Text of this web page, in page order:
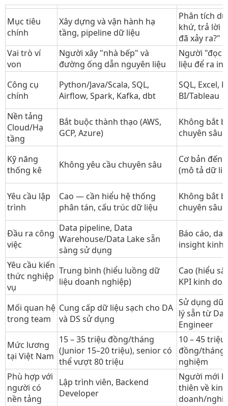
Mục tiêu
chính
Xây dựng và vận hành hạ
tầng, pipeline dữ liệu
Phân tích
khứ, trả lời
đã xảy ra?"
Vai trò ví
von
Người xây "nhà bếp" và
đường ống dẫn nguyên liệu
Người "đọc
liệu để ra
Công cụ
chính
Python/Java/Scala, SQL,
Airflow, Spark, Kafka, dbt
SQL, Excel,
BI/Tableau
Nền tảng
Cloud/Hạ
tầng
Bắt buộc thành thạo (AWS,
GCP, Azure)
Không bắt
chuyên sâu
Kỹ năng
thống kê
Không yêu cầu chuyên sâu
Cơ bản đến
(mô tả dữ
Yêu cầu lập
trình
Cao — cần hiểu hệ thống
phân tán, cấu trúc dữ liệu
Không bắt
chuyên sâu
Đầu ra công
việc
Data pipeline, Data
Warehouse/Data Lake sẵn
sàng sử dụng
Báo cáo,
insight kinh
Yêu cầu kiến
thức nghiệp
vụ
Trung bình (hiểu luồng dữ
liệu doanh nghiệp)
Cao (hiểu
KPI kinh
Mối quan hệ
trong team
Cung cấp dữ liệu sạch cho DA
và DS sử dụng
Sử dụng dữ
lý sẵn từ
Engineer
Mức lương
tại Việt Nam
15 – 35 triệu đồng/tháng
(Junior 15–20 triệu), senior có
thể vượt 80 triệu
10 – 45 triệu
đồng/tháng
nghiệm
Phù hợp với
người có
nền tảng
Lập trình viên, Backend
Developer
Người mới
thiên về kinh
doanh/